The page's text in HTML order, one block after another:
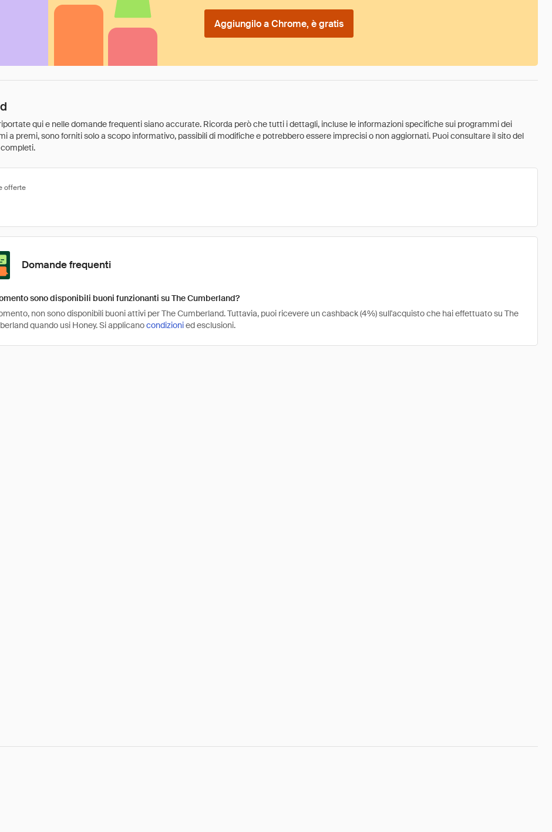
Aggiungilo a Chrome, è gratis
qui e nelle domande frequenti siano accurate. Ricorda però che tutti i dettagli, incluse le informazioni specifiche sui programmi dei
a premi, sono forniti solo a scopo informativo, passibili di modifiche e potrebbero essere imprecisi o non aggiornati. Puoi consultare il sito del
offerte
Domande frequenti
sono disponibili buoni funzionanti su The Cumberland?
non sono disponibili buoni attivi per The Cumberland. Tuttavia, puoi ricevere un cashback (4%) sull'acquisto che hai effettuato su The
quando usi Honey. Si applicanocondizionied esclusioni.